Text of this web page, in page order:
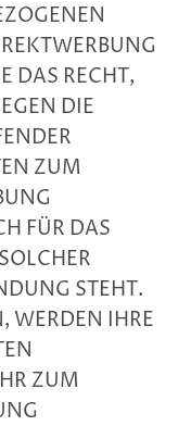
DAS RECHT,
DIE
ZUM
FÜR DAS
STEHT.
WERDEN IHRE
ZUM